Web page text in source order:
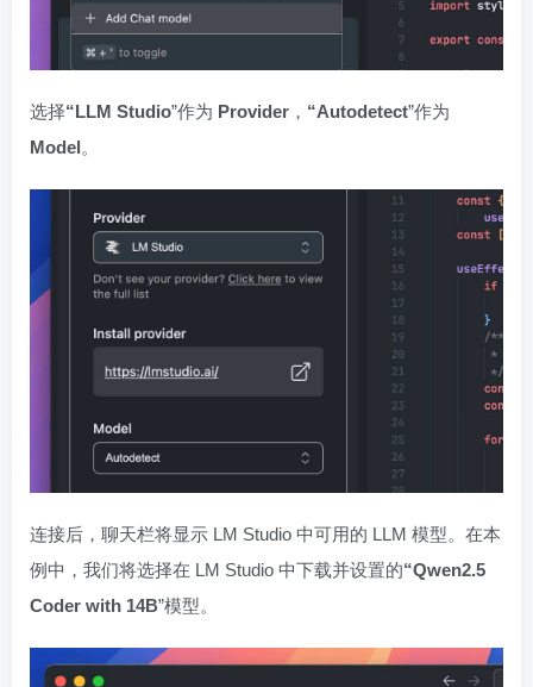
选择“LLM Studio”作为 Provider ， “Autodetect”作为
Model。
连接后，聊天栏将显示 LM Studio 中可用的 LLM 模型。在本
例中，我们将选择在 LM Studio 中下载并设置的“Qwen2.5
Coder with 14B”模型。